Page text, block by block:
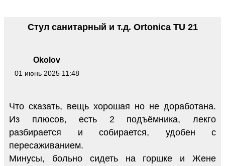
Okolov
01 июнь 2025 11:48
Стул санитарный и т.д. Ortonica TU 21
Что сказать, вещь хорошая но не доработана.
Из плюсов, есть 2 подъёмника, лекго
разбирается и собирается, удобен с
пересаживанием.
Минусы, больно сидеть на горшке и Жене